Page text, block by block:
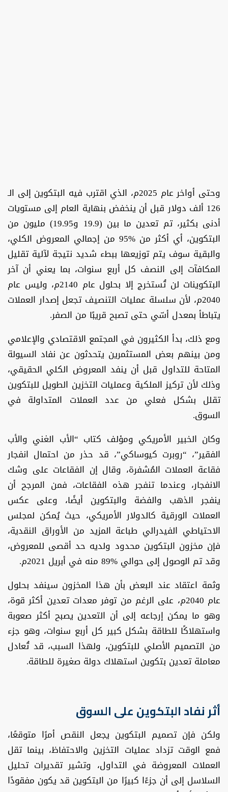
وحتى أواخر عام 2025م، الذي اقترب فيه البتكوين إلى الـ
126 ألف دولار قبل أن ينخفض بنهاية العام إلى مستويات
أدنى بكثير، تم تعدين ما بين (19.9 و19.95) مليون من
البتكوين، أي أكثر من %95 من إجمالي المعروض الكلي،
والبقية سوف يتم توزيعها ببطء شديد نتيجة لآلية تقليل
المكافآت إلى النصف كل أربع سنوات، بما يعني أن آخر
البتكوينات لن تُستخرج إلا بحلول عام 2140م، وليس عام
2040م، لأن سلسلة عمليات التنصيف تجعل إصدار العملات
يتباطأ بمعدل أسّي حتى تصبح قريبًا من الصفر.
ومع ذلك، بدأ الكثيرون في المجتمع الاقتصادي والإعلامي
ومن بينهم بعض المستثمرين يتحدثون عن نفاد السيولة
المتاحة للتداول قبل أن ينفد المعروض الكلي الحقيقي،
وذلك لأن تركيز الملكية وعمليات التخزين الطويل للبتكوين
تقلل بشكل فعلي من عدد العملات المتداولة في
السوق.
وكان الخبير الأمريكي ومؤلف كتاب “الأب الغني والأب
الفقير”، “روبرت كيوساكي”، قد حذر من احتمال انفجار
فقاعة العملات المُشفرة، وقال إن الفقاعات على وشك
الانفجار، وعندما تنفجر هذه الفقاعات، فمن المرجح أن
ينفجر الذهب والفضة والبتكوين أيضًا، وعلى عكس
العملات الورقية كالدولار الأمريكي، حيث يُمكن لمجلس
الاحتياطي الفيدرالي طباعة المزيد من الأوراق النقدية،
فإن مخزون البتكوين محدود ولديه حد أقصى للمعروض،
وقد تم الوصول إلى حوالي %89 منه في أبريل 2021م.
وثمة اعتقاد عند البعض بأن هذا المخزون سينفد بحلول
عام 2040م، على الرغم من توفر معدات تعدين أكثر قوة،
وهو ما يمكن إرجاعه إلى أن التعدين يصبح أكثر صعوبة
واستهلاكًا للطاقة بشكل كبير كل أربع سنوات، وهو جزء
من التصميم الأصلي للبتكوين، ولهذا السبب، قد تُعادل
معاملة تعدين بتكوين استهلاك دولة صغيرة للطاقة.
أثر نفاد البتكوين على السوق
ولكن فإن تصميم البتكوين يجعل النقص أمرًا متوقعًا،
فمع الوقت تزداد عمليات التخزين والاحتفاظ، بينما تقل
العملات المعروضة في التداول، وتشير تقديرات تحليل
السلاسل إلى أن جزءًا كبيرًا من البتكوين قد يكون مفقودًا